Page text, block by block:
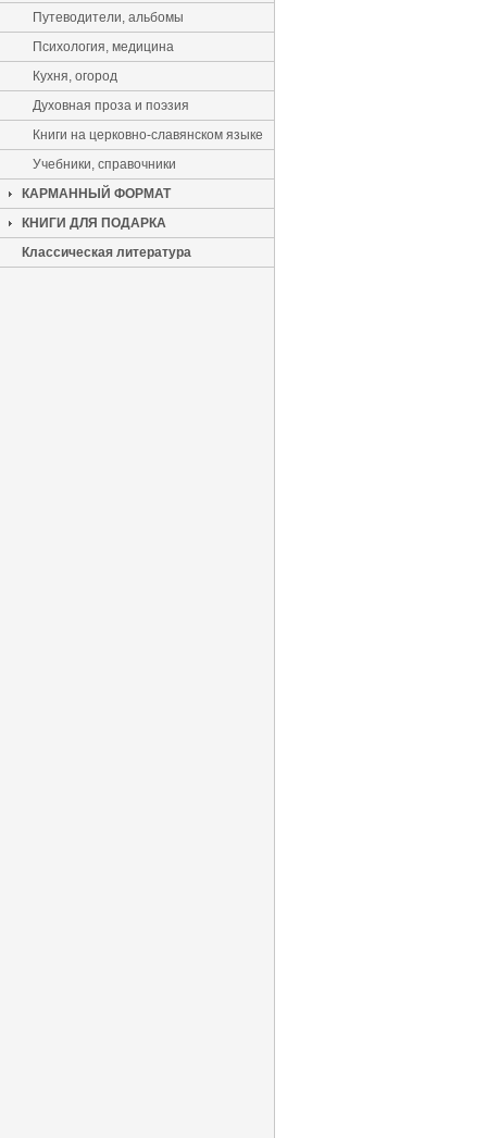
Путеводители, альбомы
Психология, медицина
Кухня, огород
Духовная проза и поэзия
Книги на церковно-славянском языке
Учебники, справочники
КАРМАННЫЙ ФОРМАТ
КНИГИ ДЛЯ ПОДАРКА
Классическая литература